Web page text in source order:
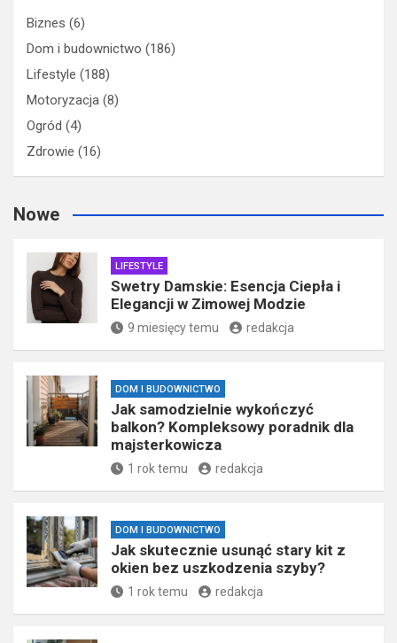
Biznes (6)
Dom i budownictwo (186)
Lifestyle (188)
Motoryzacja (8)
Ogród (4)
Zdrowie (16)
Nowe
LIFESTYLE
Swetry Damskie: Esencja Ciepła i
Elegancji w Zimowej Modzie
9 miesięcy temu redakcja
DOM I BUDOWNICTWO
Jak samodzielnie wykończyć
balkon? Kompleksowy poradnik dla
majsterkowicza
1 rok temu redakcja
DOM I BUDOWNICTWO
Jak skutecznie usunąć stary kit z
okien bez uszkodzenia szyby?
1 rok temu redakcja